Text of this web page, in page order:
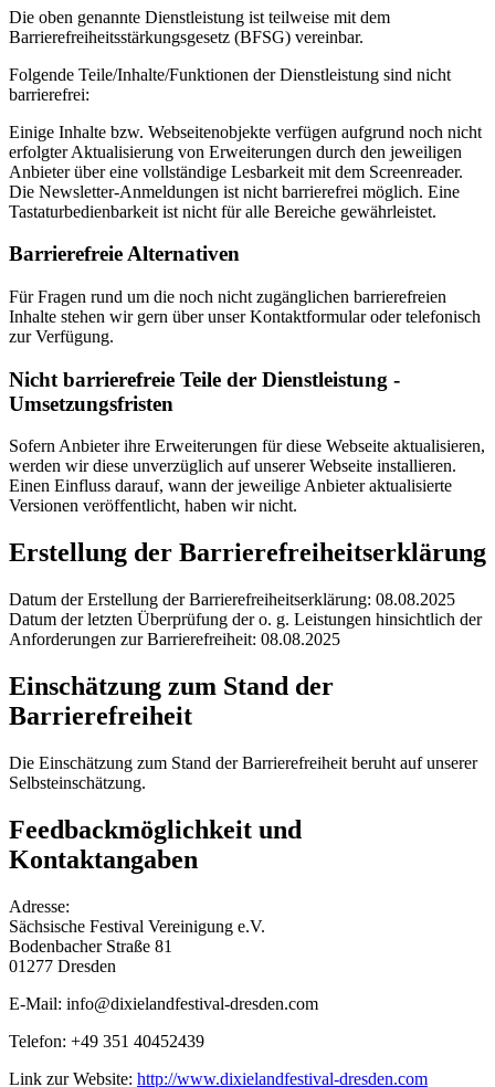
Die oben genannte Dienstleistung ist teilweise mit dem
Barrierefreiheitsstärkungsgesetz (BFSG) vereinbar.
Folgende Teile/Inhalte/Funktionen der Dienstleistung sind nicht
barrierefrei:
Einige Inhalte bzw. Webseitenobjekte verfügen aufgrund noch nicht
erfolgter Aktualisierung von Erweiterungen durch den jeweiligen
Anbieter über eine vollständige Lesbarkeit mit dem Screenreader.
Die Newsletter-Anmeldungen ist nicht barrierefrei möglich. Eine
Tastaturbedienbarkeit ist nicht für alle Bereiche gewährleistet.
Barrierefreie Alternativen
Für Fragen rund um die noch nicht zugänglichen barrierefreien
Inhalte stehen wir gern über unser Kontaktformular oder telefonisch
zur Verfügung.
Nicht barrierefreie Teile der Dienstleistung -
Umsetzungsfristen
Sofern Anbieter ihre Erweiterungen für diese Webseite aktualisieren,
werden wir diese unverzüglich auf unserer Webseite installieren.
Einen Einfluss darauf, wann der jeweilige Anbieter aktualisierte
Versionen veröffentlicht, haben wir nicht.
Erstellung der Barrierefreiheitserklärung
Datum der Erstellung der Barrierefreiheitserklärung: 08.08.2025
Datum der letzten Überprüfung der o. g. Leistungen hinsichtlich der
Anforderungen zur Barrierefreiheit: 08.08.2025
Einschätzung zum Stand der
Barrierefreiheit
Die Einschätzung zum Stand der Barrierefreiheit beruht auf unserer
Selbsteinschätzung.
Feedbackmöglichkeit und
Kontaktangaben
Adresse:
Sächsische Festival Vereinigung e.V.
Bodenbacher Straße 81
01277 Dresden
E-Mail: info@dixielandfestival-dresden.com
Telefon: +49 351 40452439
Link zur Website: http://www.dixielandfestival-dresden.com